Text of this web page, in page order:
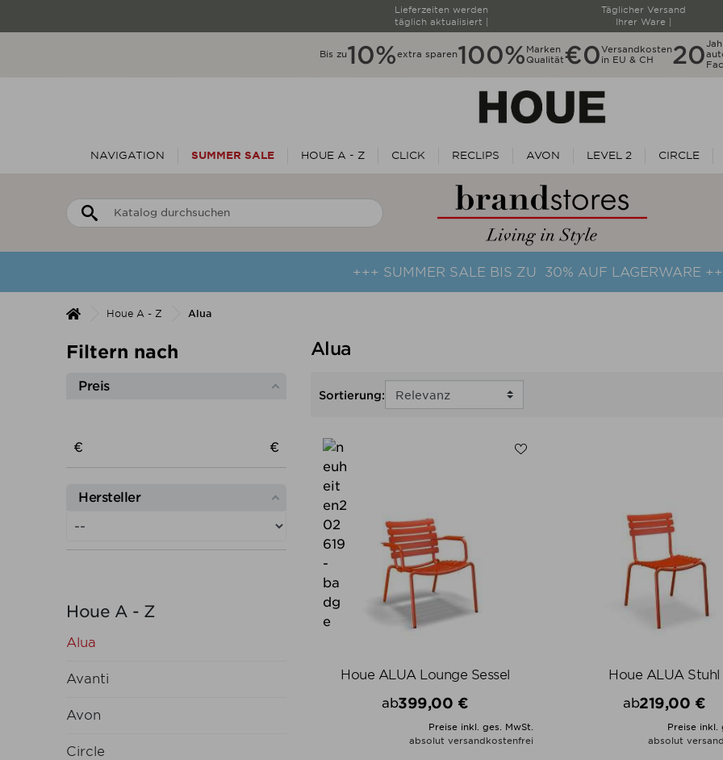
Lieferzeiten werden
täglich aktualisiert |
Täglicher Versand
Ihrer Ware |
Bis zu10%extra sparen100% Marken
Qualität€0Versandkosten
in EU & CH
20
NAVIGATION SUMMER SALE HOUE A - Z CLICK RECLIPS AVON LEVEL 2 CIRCLE
+++ SUMMER SALE BIS ZU 30% AUF LAGERWARE
Houe A - Z Alua
Filtern nach
Preis
Preis von
€ Preis bis
€
Hersteller
Houe A - Z
Alua
Avanti
Avon
Circle
Alua
Sortierung:
Houe ALUA Lounge Sessel
ab
Preis
399,00 €
Preise inkl. ges. MwSt.
absolut versandkostenfrei
Houe ALUA Stuhl
ab
Preis
219,00 €
Preise inkl.
absolut